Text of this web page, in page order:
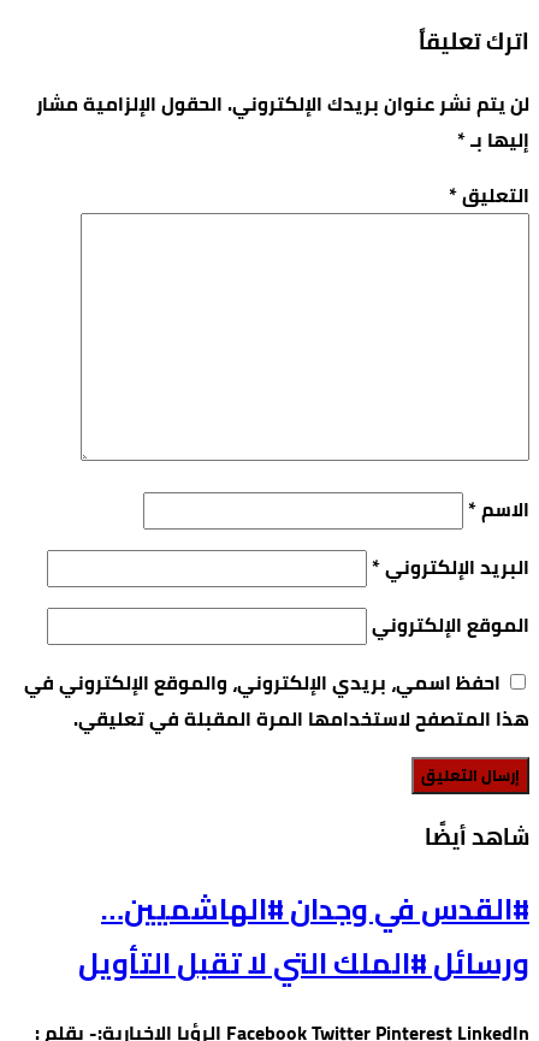
اترك تعليقاً
لن يتم نشر عنوان بريدك الإلكتروني.الحقول الإلزامية مشار
إليها بـ*
التعليق*
الاسم*
البريد الإلكتروني*
الموقع الإلكتروني
احفظ اسمي، بريدي الإلكتروني، والموقع الإلكتروني في
هذا المتصفح لاستخدامها المرة المقبلة في تعليقي.
‫شاهد أيضًا‬
#القدس في وجدان #الهاشميين…
ورسائل #الملك التي لا تقبل التأويل
Facebook Twitter Pinterest LinkedIn الرؤيا الاخبارية:- بقلم :